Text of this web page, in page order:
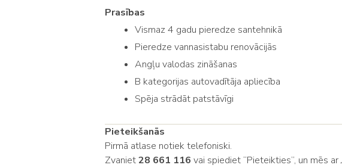
Prasības
Vismaz 4 gadu pieredze santehnikā
Pieredze vannasistabu renovācijās
Angļu valodas zināšanas
B kategorijas autovadītāja apliecība
Spēja strādāt patstāvīgi
Pieteikšanās
Pirmā atlase notiek telefoniski.
Zvaniet28 661 116 vai spiediet “Pieteikties”, un mēs